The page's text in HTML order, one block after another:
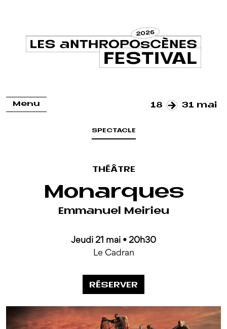
Menu 18 31 mai
SPECTACLE
THÉÂTRE
Monarques
Emmanuel Meirieu
Jeudi 21 mai • 20h30
Le Cadran
RÉSERVER